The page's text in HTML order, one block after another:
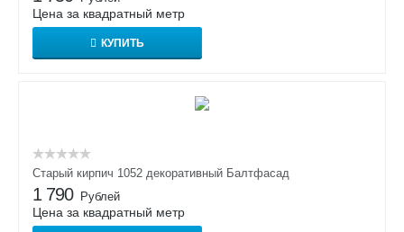
Цена за квадратный метр
КУПИТЬ
Старый кирпич 1052 декоративный Балтфасад
1 790 Рублей
Цена за квадратный метр